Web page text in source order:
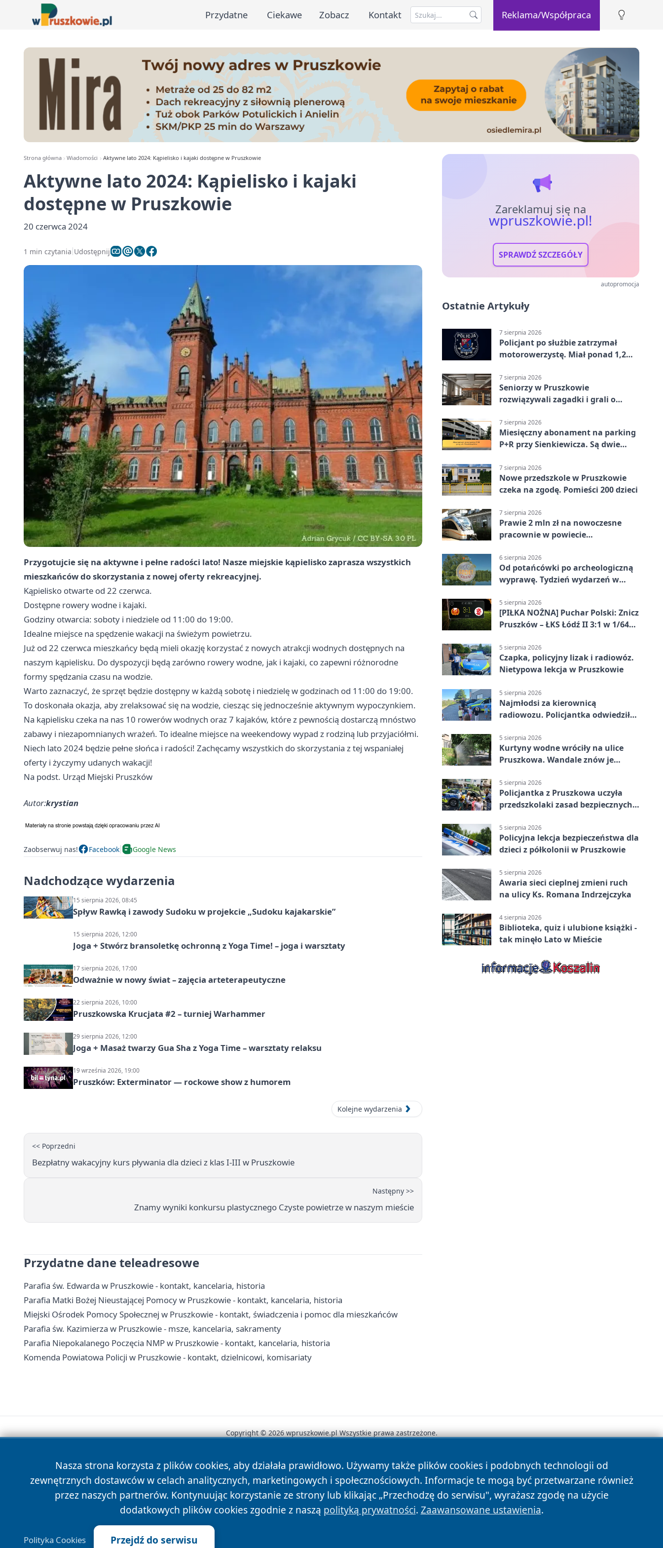
Przydatne Ciekawe Zobacz Kontakt Reklama/Współpraca
Strona główna Wiadomości Aktywne lato 2024: Kąpielisko i kajaki dostępne w Pruszkowie
Aktywne lato 2024: Kąpielisko i kajaki
dostępne w Pruszkowie
20 czerwca 2024
1 min czytania Udostępnij
Przygotujcie się na aktywne i pełne radości lato! Nasze miejskie kąpielisko zaprasza wszystkich
mieszkańców do skorzystania z nowej oferty rekreacyjnej.
Kąpielisko otwarte od 22 czerwca.
Dostępne rowery wodne i kajaki.
Godziny otwarcia: soboty i niedziele od 11:00 do 19:00.
Idealne miejsce na spędzenie wakacji na świeżym powietrzu.
Już od 22 czerwca mieszkańcy będą mieli okazję korzystać z nowych atrakcji wodnych dostępnych na
naszym kąpielisku. Do dyspozycji będą zarówno rowery wodne, jak i kajaki, co zapewni różnorodne
formy spędzania czasu na wodzie.
Warto zaznaczyć, że sprzęt będzie dostępny w każdą sobotę i niedzielę w godzinach od 11:00 do 19:00.
To doskonała okazja, aby zrelaksować się na wodzie, ciesząc się jednocześnie aktywnym wypoczynkiem.
Na kąpielisku czeka na nas 10 rowerów wodnych oraz 7 kajaków, które z pewnością dostarczą mnóstwo
zabawy i niezapomnianych wrażeń. To idealne miejsce na weekendowy wypad z rodziną lub przyjaciółmi.
Niech lato 2024 będzie pełne słońca i radości! Zachęcamy wszystkich do skorzystania z tej wspaniałej
oferty i życzymy udanych wakacji!
Na podst. Urząd Miejski Pruszków
Autor:krystian
Zaobserwuj nas! Facebook Google News
Nadchodzące wydarzenia
15 sierpnia 2026, 08:45
Spływ Rawką i zawody Sudoku w projekcie „Sudoku kajakarskie”
15 sierpnia 2026, 12:00
Joga + Stwórz bransoletkę ochronną z Yoga Time! – joga i warsztaty
17 sierpnia 2026, 17:00
Odważnie w nowy świat – zajęcia arteterapeutyczne
22 sierpnia 2026, 10:00
Pruszkowska Krucjata #2 – turniej Warhammer
29 sierpnia 2026, 12:00
Joga + Masaż twarzy Gua Sha z Yoga Time – warsztaty relaksu
19 września 2026, 19:00
Pruszków: Exterminator — rockowe show z humorem
Kolejne wydarzenia
<< Poprzedni
Bezpłatny wakacyjny kurs pływania dla dzieci z klas I-III w Pruszkowie
Następny >>
Znamy wyniki konkursu plastycznego Czyste powietrze w naszym mieście
Przydatne dane teleadresowe
Parafia św. Edwarda w Pruszkowie - kontakt, kancelaria, historia
Parafia Matki Bożej Nieustającej Pomocy w Pruszkowie - kontakt, kancelaria, historia
Miejski Ośrodek Pomocy Społecznej w Pruszkowie - kontakt, świadczenia i pomoc dla mieszkańców
Parafia św. Kazimierza w Pruszkowie - msze, kancelaria, sakramenty
Parafia Niepokalanego Poczęcia NMP w Pruszkowie - kontakt, kancelaria, historia
Komenda Powiatowa Policji w Pruszkowie - kontakt, dzielnicowi, komisariaty
Zareklamuj się na
wpruszkowie.pl!
SPRAWDŹ SZCZEGÓŁY
autopromocja
Ostatnie Artykuły
7 sierpnia 2026
Policjant po służbie zatrzymał
motorowerzystę. Miał ponad 1,2
7 sierpnia 2026
Seniorzy w Pruszkowie
rozwiązywali zagadki i grali o
7 sierpnia 2026
Miesięczny abonament na parking
P+R przy Sienkiewicza. Są dwie
7 sierpnia 2026
Nowe przedszkole w Pruszkowie
czeka na zgodę. Pomieści 200 dzieci
7 sierpnia 2026
Prawie 2 mln zł na nowoczesne
pracownie w powiecie
6 sierpnia 2026
Od potańcówki po archeologiczną
wyprawę. Tydzień wydarzeń w
5 sierpnia 2026
[PIŁKA NOŻNA] Puchar Polski: Znicz
Pruszków – ŁKS Łódź II 3:1 w 1/64
5 sierpnia 2026
Czapka, policyjny lizak i radiowóz.
Nietypowa lekcja w Pruszkowie
5 sierpnia 2026
Najmłodsi za kierownicą
radiowozu. Policjantka odwiedziła
5 sierpnia 2026
Kurtyny wodne wróciły na ulice
Pruszkowa. Wandale znów je
5 sierpnia 2026
Policjantka z Pruszkowa uczyła
przedszkolaki zasad bezpiecznych
5 sierpnia 2026
Policyjna lekcja bezpieczeństwa dla
dzieci z półkolonii w Pruszkowie
5 sierpnia 2026
Awaria sieci cieplnej zmieni ruch
na ulicy Ks. Romana Indrzejczyka
4 sierpnia 2026
Biblioteka, quiz i ulubione książki -
tak minęło Lato w Mieście
Nasza strona korzysta z plików cookies, aby działała prawidłowo. Używamy także plików cookies i podobnych technologii od
zewnętrznych dostawców w celach analitycznych, marketingowych i społecznościowych. Informacje te mogą być przetwarzane również
przez naszych partnerów. Kontynuując korzystanie ze strony lub klikając „Przechodzę do serwisu", wyrażasz zgodę na użycie
dodatkowych plików cookies zgodnie z naszą polityką prywatności. Zaawansowane ustawienia.
Polityka Cookies Przejdź do serwisu
Copyright © 2026 wpruszkowie.pl Wszystkie prawa zastrzeżone.
News Autorzy Polityka Prywatności Polityka Cookies